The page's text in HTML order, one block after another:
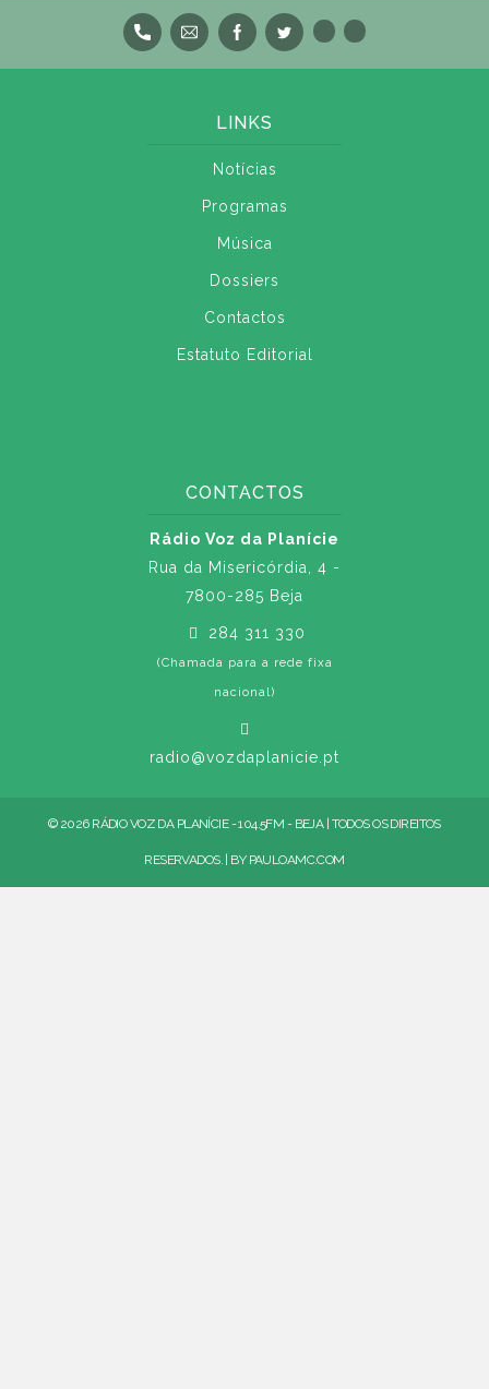
LINKS
Notícias
Programas
Música
Dossiers
Contactos
Estatuto Editorial
CONTACTOS
Rádio Voz da Planície
Rua da Misericórdia, 4 -
7800-285 Beja
284 311 330
(Chamada para a rede fixa
nacional)
radio@vozdaplanicie.pt
© 2026 RÁDIO VOZ DA PLANÍCIE - 104.5FM - BEJA | TODOS OS DIREITOS
RESERVADOS. | BY PAULOAMC.COM